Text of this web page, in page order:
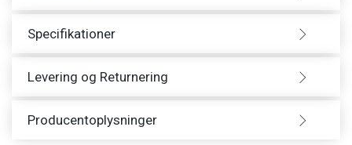
Specifikationer
Levering og Returnering
Producentoplysninger